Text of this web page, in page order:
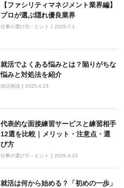
【ファシリティマネジメント業界編】
プロが選ぶ隠れ優良業界
仕事の選び方・ヒント 2025.7.1
就活でよくある悩みとは？陥りがちな
悩みと対処法を紹介
就活相談 2025.4.23
代表的な面接練習サービスと練習相手
12選を比較｜メリット・注意点・選
び方
仕事の選び方・ヒント 2025.4.23
就活は何から始める？「初めの一歩」